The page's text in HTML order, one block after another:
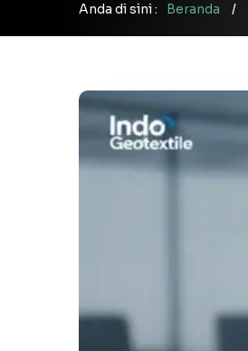
Anda di sini : Beranda /